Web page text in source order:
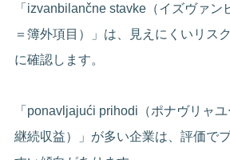
「izvanbilančne stavke（イズヴァン
＝簿外項目）」は、見えにくいリス
に確認します。
「ponavljajući prihodi（ポナヴリャ
継続収益）」が多い企業は、評価で